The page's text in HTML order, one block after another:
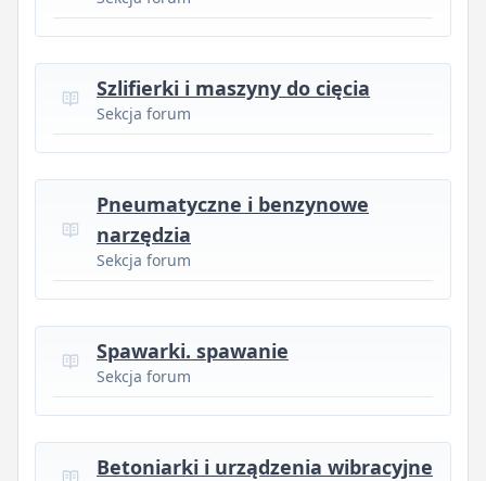
Szlifierki i maszyny do cięcia
Sekcja forum
Pneumatyczne i benzynowe
narzędzia
Sekcja forum
Spawarki. spawanie
Sekcja forum
Betoniarki i urządzenia wibracyjne